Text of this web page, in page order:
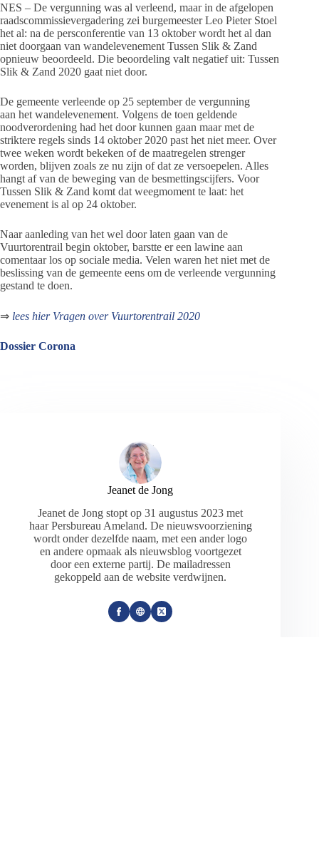
NES – De vergunning was al verleend, maar in de afgelopen
raadscommissievergadering zei burgemeester Leo Pieter Stoel
het al: na de persconferentie van 13 oktober wordt het al dan
niet doorgaan van wandelevenement Tussen Slik & Zand
opnieuw beoordeeld. Die beoordeling valt negatief uit: Tussen
Slik & Zand 2020 gaat niet door.
De gemeente verleende op 25 september de vergunning
aan het wandelevenement. Volgens de toen geldende
noodverordening had het door kunnen gaan maar met de
striktere regels sinds 14 oktober 2020 past het niet meer. Over
twee weken wordt bekeken of de maatregelen strenger
worden, blijven zoals ze nu zijn of dat ze versoepelen. Alles
hangt af van de beweging van de besmettingscijfers. Voor
Tussen Slik & Zand komt dat weegmoment te laat: het
evenement is al op 24 oktober.
Naar aanleding van het wel door laten gaan van de
Vuurtorentrail begin oktober, barstte er een lawine aan
comentaar los op sociale media. Velen waren het niet met de
beslissing van de gemeente eens om de verleende vergunning
gestand te doen.
⇒ lees hier Vragen over Vuurtorentrail 2020
Dossier Corona
Jeanet de Jong
Jeanet de Jong stopt op 31 augustus 2023 met
haar Persbureau Ameland. De nieuwsvoorziening
wordt onder dezelfde naam, met een ander logo
en andere opmaak als nieuwsblog voortgezet
door een externe partij. De mailadressen
gekoppeld aan de website verdwijnen.